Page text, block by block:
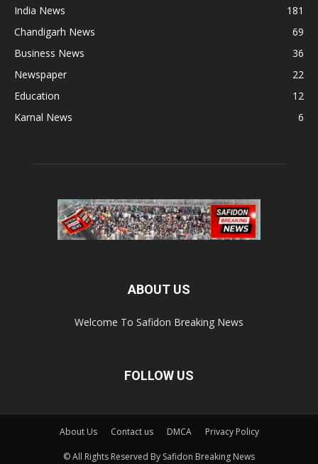
India News
181
Chandigarh News
69
Business News
36
Newspaper
22
Education
12
Karnal News
6
ABOUT US
Welcome To Safidon Breaking News
FOLLOW US
About Us Contact us DMCA Privacy Policy
© All Rights Reserved By Safidon Breaking News